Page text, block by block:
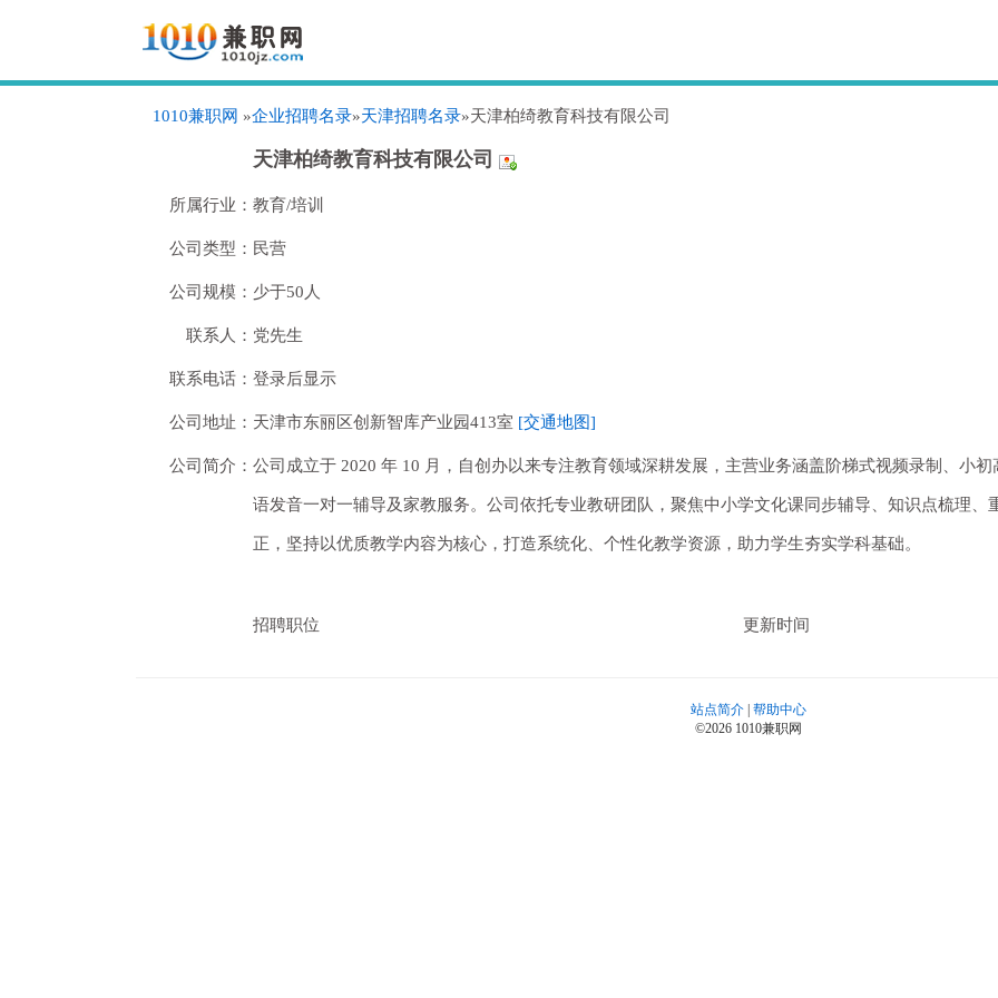
1010兼职网 »企业招聘名录»天津招聘名录»天津柏绮教育科技有限公司
天津柏绮教育科技有限公司
所属行业： 教育/培训
公司类型： 民营
公司规模： 少于50人
联系人： 党先生
联系电话： 登录后显示
公司地址： 天津市东丽区创新智库产业园413室 [交通地图]
公司简介： 公司成立于 2020 年 10 月，自创办以来专注教育领域深耕发展，主营业务涵盖阶梯式视频录制、小
语发音一对一辅导及家教服务。公司依托专业教研团队，聚焦中小学文化课同步辅导、知识点梳理、
正，坚持以优质教学内容为核心，打造系统化、个性化教学资源，助力学生夯实学科基础。
招聘职位 更新时间
站点简介 帮助中心
©2026 1010兼职网